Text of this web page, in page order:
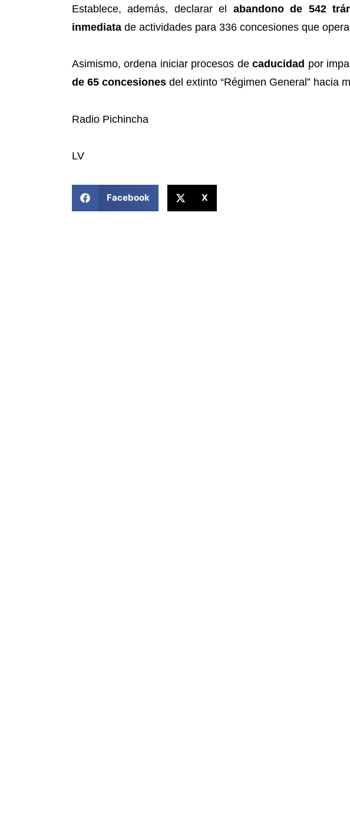
Establece, además, declarar el abandono de 542
inmediata de actividades para 336 concesiones que
Asimismo, ordena iniciar procesos decaducidad por
de 65 concesiones del extinto “Régimen General” hacia
Radio Pichincha
LV
Facebook X